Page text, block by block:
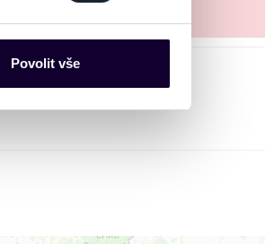
představovat
obsahu a reklam.
Povolit vše